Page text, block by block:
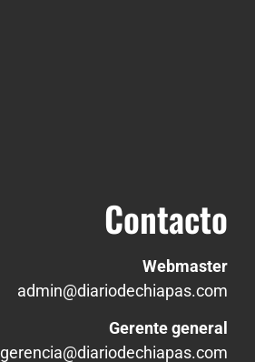
Contacto
Webmaster
admin@diariodechiapas.com
Gerente general
gerencia@diariodechiapas.com